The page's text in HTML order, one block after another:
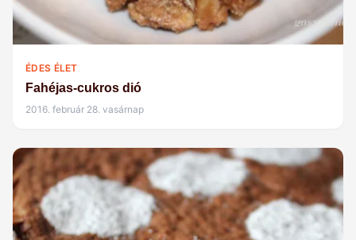
ÉDES ÉLET
Fahéjas-cukros dió
2016. február 28. vasárnap